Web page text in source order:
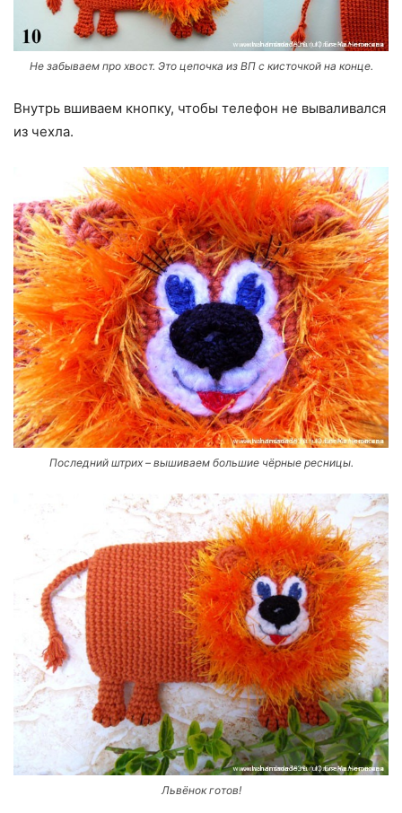
Не забываем про хвост. Это цепочка из ВП с кисточкой на конце.
Внутрь вшиваем кнопку, чтобы телефон не вываливался
из чехла.
Последний штрих – вышиваем большие чёрные ресницы.
Львёнок готов!